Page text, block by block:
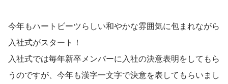
今年もハートビーツらしい和やかな雰囲気に包まれながら
入社式がスタート！
入社式では毎年新卒メンバーに入社の決意表明をしてもら
うのですが、今年も漢字一文字で決意を表してもらいまし